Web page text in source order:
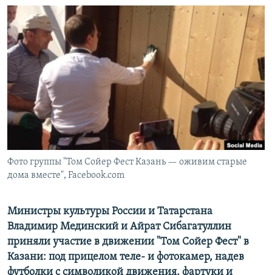
СИБИРЬ.РЕАЛИИ
РАСПИСАНИЕ ВЕЩАНИЯ
ПОДПИШИТЕСЬ НА РАССЫЛКУ
СОЦИАЛЬНЫЕ СЕТИ
Все сайты РСЕ/РС
Фото группы "Том Сойер Фест Казань — оживим старые
дома вместе", Facebook.com
Министры культуры России и Татарстана
Владимир Мединский и Айрат Сибагатуллин
приняли участие в движении "Том Сойер Фест" в
Казани: под прицелом теле- и фотокамер, надев
футболки с символикой движения, фартуки и